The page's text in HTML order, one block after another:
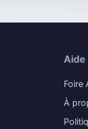
Aide
Foire
À